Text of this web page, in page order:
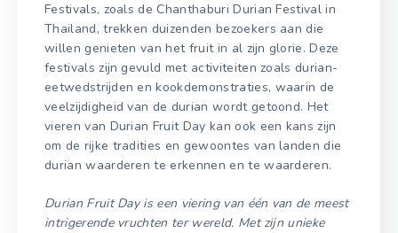
Festivals, zoals de Chanthaburi Durian Festival in
Thailand, trekken duizenden bezoekers aan die
willen genieten van het fruit in al zijn glorie. Deze
festivals zijn gevuld met activiteiten zoals durian-
eetwedstrijden en kookdemonstraties, waarin de
veelzijdigheid van de durian wordt getoond. Het
vieren van Durian Fruit Day kan ook een kans zijn
om de rijke tradities en gewoontes van landen die
durian waarderen te erkennen en te waarderen.
Durian Fruit Day is een viering van één van de meest
intrigerende vruchten ter wereld. Met zijn unieke